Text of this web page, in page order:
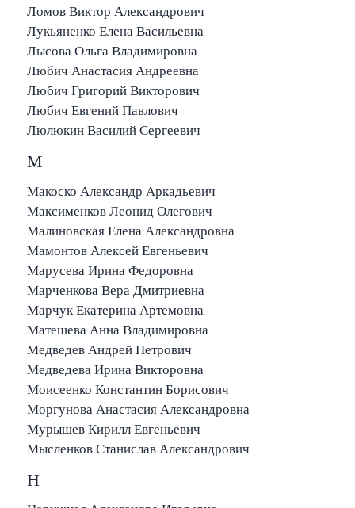
Ломов Виктор Александрович
Лукьяненко Елена Васильевна
Лысова Ольга Владимировна
Любич Анастасия Андреевна
Любич Григорий Викторович
Любич Евгений Павлович
Люлюкин Василий Сергеевич
М
Макоско Александр Аркадьевич
Максименков Леонид Олегович
Малиновская Елена Александровна
Мамонтов Алексей Евгеньевич
Марусева Ирина Федоровна
Марченкова Вера Дмитриевна
Марчук Екатерина Артемовна
Матешева Анна Владимировна
Медведев Андрей Петрович
Медведева Ирина Викторовна
Моисеенко Константин Борисович
Моргунова Анастасия Александровна
Мурышев Кирилл Евгеньевич
Мысленков Станислав Александрович
Н